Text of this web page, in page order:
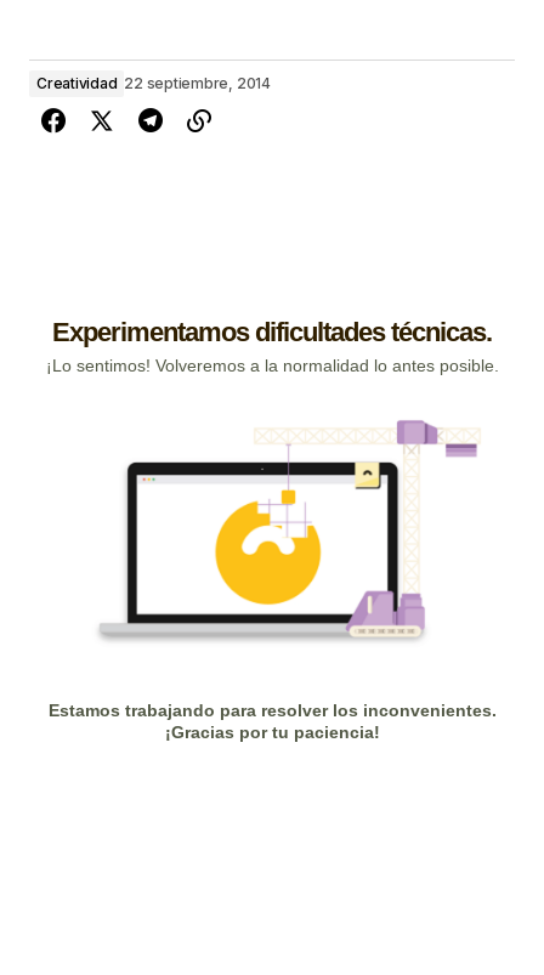
Creatividad 22 septiembre, 2014